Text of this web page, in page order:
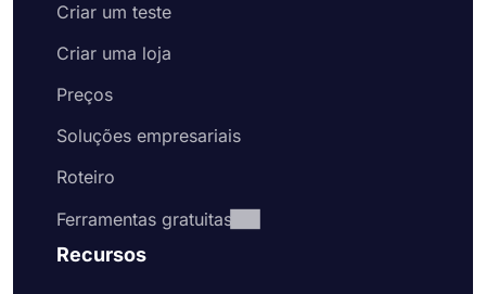
Criar um teste
Criar uma loja
Preços
Soluções empresariais
Roteiro
Ferramentas gratuitas
Recursos